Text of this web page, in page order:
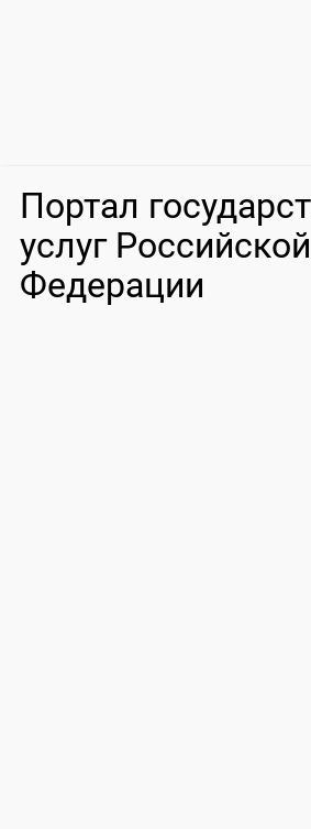
Портал
услуг Российской
Федерации